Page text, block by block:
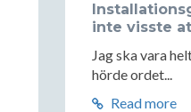
inte visste
Jag ska vara
hörde ordet...
Read more